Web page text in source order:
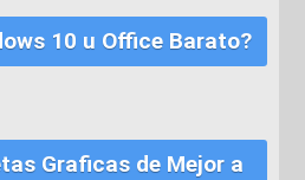
10 u Office Barato?
Graficas de Mejor a